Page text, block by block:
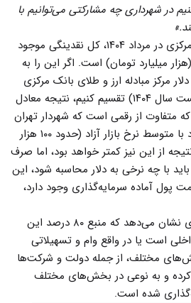
در شهرداری چه مشارکتی می‌توانیم با
بانک مرکزی در مرداد ۱۴۰۴، کل نقدینگی موجود
۱۲,۰۱۵ همت (هزار میلیارد تومان) است. اگر این را به
دلار مرکز مبادله ارز و طلای بانک مرکزی
تقسیم کنیم در پنج ماه نخست سال ۱۴۰۴) تقسیم کنیم، نتیجه معادل
که متفاوت از رقمی است که شهردار تهران
اعلام کرده. البته اگر این عدد با متوسط نرخ بازار آزاد (حدود ۱۰۰ هزار
از این نیز کمتر خواهد بود، اما صرف
با چه نرخی به دلار محاسبه شود، این
ایران ۱۲ هزار همت پول آماده سرمایه‌گذاری وجود دارد،
جزئیات آمارهای بانک مرکزی نشان می‌دهد که منبع ۸۰ درصد این
است یا در واقع وام و تسهیلاتی
مختلف، از جمله دولت و شرکت‌ها
و به نوعی در بخش‌های مختلف
شده است.